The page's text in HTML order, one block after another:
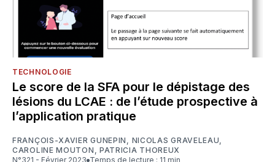
TECHNOLOGIE
Le score de la SFA pour le dépistage des
lésions du LCAE : de l’étude prospective à
l’application pratique
FRANÇOIS-XAVIER GUNEPIN , NICOLAS GRAVELEAU,
CAROLINE MOUTON , PATRICIA THOREUX
N°321 - Février 2023
Temps de lecture : 11 min